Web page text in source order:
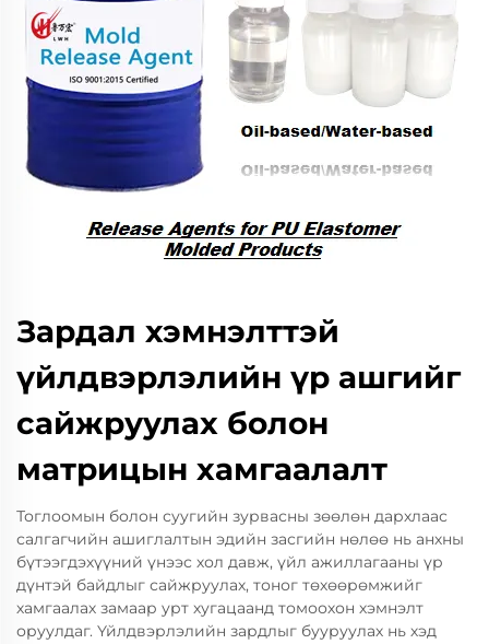
Зардал хэмнэлттэй
үйлдвэрлэлийн үр ашгийг
сайжруулах болон
матрицын хамгаалалт
Тоглоомын болон суугийн зурвасны зөөлөн дархлаас
салгагчийн ашиглалтын эдийн засгийн нөлөө нь анхны
бүтээгдэхүүний үнээс хол давж, үйл ажиллагааны үр
дүнтэй байдлыг сайжруулах, тоног төхөөрөмжийг
хамгаалах замаар урт хугацаанд томоохон хэмнэлт
оруулдаг. Үйлдвэрлэлийн зардлыг бууруулах нь хэд